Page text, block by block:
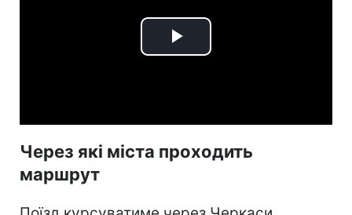
Play
Через які міста проходить
маршрут